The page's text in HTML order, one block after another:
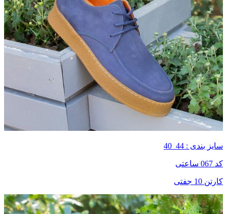
سایز بندی : 44_40
کد 067 ساعتی
کارتن 10 جفتی